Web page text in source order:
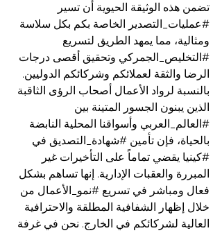
تضمن هذه الوثيقة الحيوية أن تسير
#عمليات_التصدير الخاصة بكم بكل سلاسة
ومثالية، مما يمهد الطريق لتسريع
#التخليص_الجمركي وتحقيق أقصى درجات
الرضا والثقة لعملائكم وشركائكم الدوليين.
بالنسبة لرواد الأعمال أصحاب الرؤى الثاقبة
الذين يبنون الجسور المتينة بين
#العالم_العربي وأسواقنا المحلية النابضة
بالحياة، فإن تأمين #شهادة_التصديق في
#كينيا يقضي تماماً على التأخيرات غير
المبررة والعقبات الإدارية. إنها تساهم بشكل
فعال ومباشر في تسريع #نمو_الأعمال من
خلال إظهار الشفافية المطلقة والاحترافية
العالية لشركائكم في الخارج. نحن في غرفة